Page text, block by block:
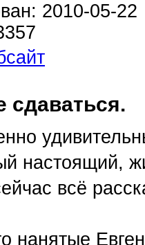
2010-05-22
сдаваться.
настоящий,
всё
нанятые